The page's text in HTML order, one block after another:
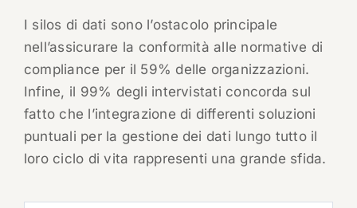
I silos di dati sono l’ostacolo principale
nell’assicurare la conformità alle normative di
compliance per il 59% delle organizzazioni.
Infine, il 99% degli intervistati concorda sul
fatto che l’integrazione di differenti soluzioni
puntuali per la gestione dei dati lungo tutto il
loro ciclo di vita rappresenti una grande sfida.